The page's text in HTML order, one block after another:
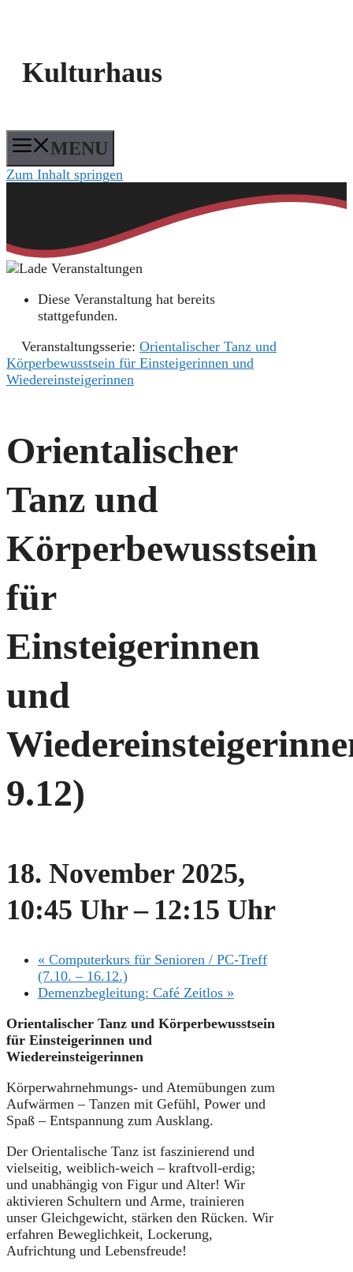
Kulturhaus
MENU
Zum Inhalt springen
Diese Veranstaltung hat bereits
stattgefunden.
Veranstaltungsserie: Orientalischer Tanz und
Körperbewusstsein für Einsteigerinnen und
Wiedereinsteigerinnen
Orientalischer
Tanz und
Körperbewusstsein
für
Einsteigerinnen
und
9.12)
18. November 2025,
10:45 Uhr– 12:15 Uhr
« Computerkurs für Senioren / PC-Treff
(7.10. – 16.12.)
Demenzbegleitung: Café Zeitlos »
Orientalischer Tanz und Körperbewusstsein
für Einsteigerinnen und
Wiedereinsteigerinnen
Körperwahrnehmungs- und Atemübungen zum
Aufwärmen – Tanzen mit Gefühl, Power und
Spaß – Entspannung zum Ausklang.
Der Orientalische Tanz ist faszinierend und
vielseitig, weiblich-weich – kraftvoll-erdig;
und unabhängig von Figur und Alter! Wir
aktivieren Schultern und Arme, trainieren
unser Gleichgewicht, stärken den Rücken. Wir
erfahren Beweglichkeit, Lockerung,
Aufrichtung und Lebensfreude!